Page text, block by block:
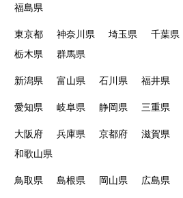
福島県
東京都 神奈川県 埼玉県 千葉県
栃木県
群馬県
新潟県 富山県 石川県 福井県
愛知県 岐阜県 静岡県 三重県
大阪府 兵庫県 京都府 滋賀県
和歌山県
鳥取県 島根県 岡山県 広島県